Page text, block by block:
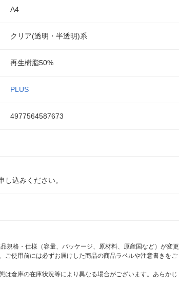
A4
クリア(透明・半透明)系
再生樹脂50%
PLUS
4977564587673
込みください。
規格・仕様（容量、パッケージ、原材料、原産国など）が変更
ご使用前には必ずお届けした商品の商品ラベルや注意書きをご
倉庫の在庫状況等により異なる場合がございます。あらかじ